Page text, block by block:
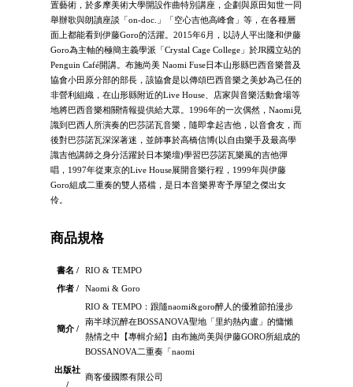
置藝術，於多摩美術大學開設作曲特別講座，企劃與原田知世一同
舉辦歌與朗讀座談「on-doc.」「空心吉他高峰會」等，在各種層
面上都能看到伊藤Goro的活躍。2015年6月，以詩人平出隆和伊藤
Goro為主軸的極簡主義學派「Crystal Cage College」於JR國立站的
Penguin Café開講。布施尚美 Naomi Fuse日本山形縣巴西音樂普及
協會小田原分部的部長，該協會是以傳頌巴西音樂之美妙為己任的
非營利組織，在山形縣附近的Live House、店家與音樂活動會場等
地將巴西音樂相關情報提供給大眾。1996年的一次偶然，Naomi見
識到巴西人所演奏的巴莎諾瓦音樂，隨即拿起吉他，以音會友，而
後對巴莎諾瓦深深著迷，並師事於高橋信博(以自由樂手及最高學
識吉他講師之身分活躍於日本樂壇)學習巴莎諾瓦樂風的吉他彈
唱，1997年從東京的Live House展開音樂行程，1999年與伊藤
Goro組成二重奏的雙人搭檔，是日本音樂界寄予厚望之傑出女
伶。
商品規格
書名 /
RIO & TEMPO
作者 /
Naomi & Goro
簡介 /
RIO & TEMPO：跟隨naomi&goro醉人的優雅節拍漫步
南半球沉醉在BOSSANOVA聖地「里約熱內盧」的慵懶
熱情之中【專輯介紹】由布施尚美與伊藤GORO所組成的
BOSSANOVA二重奏「naomi
出版社
/
商客優國際有限公司